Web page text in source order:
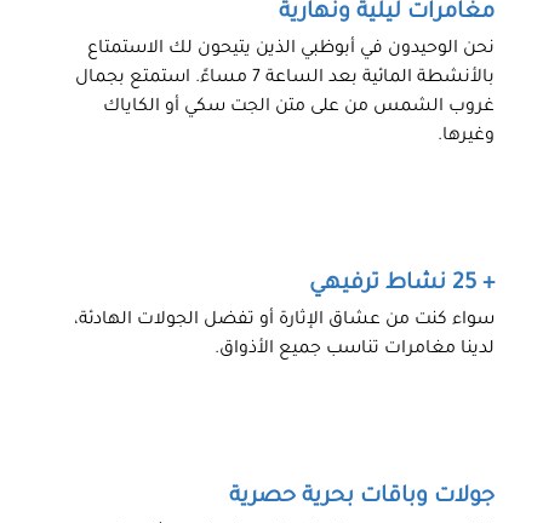
مغامرات ليلية ونهارية
نحن الوحيدون في أبوظبي الذين يتيحون لك الاستمتاع
بالأنشطة المائية بعد الساعة 7 مساءً. استمتع بجمال
غروب الشمس من على متن الجت سكي أو الكاياك
وغيرها.
+ 25 نشاط ترفيهي
سواء كنت من عشاق الإثارة أو تفضل الجولات الهادئة،
لدينا مغامرات تناسب جميع الأذواق.
جولات وباقات بحرية حصرية